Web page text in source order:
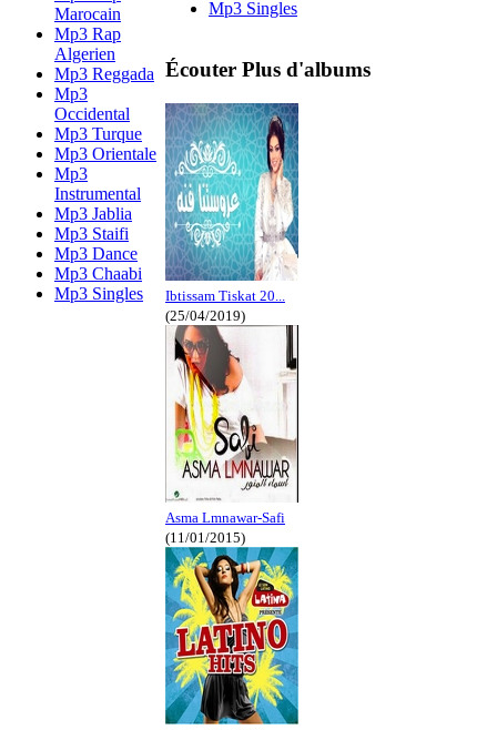
Marocain
Mp3 Rap
Algerien
Mp3 Reggada
Mp3
Occidental
Mp3 Turque
Mp3 Orientale
Mp3
Instrumental
Mp3 Jablia
Mp3 Staifi
Mp3 Dance
Mp3 Chaabi
Mp3 Singles
Mp3 Singles
Écouter Plus d'albums
Ibtissam Tiskat 20...
(25/04/2019)
Asma Lmnawar-Safi
(11/01/2015)